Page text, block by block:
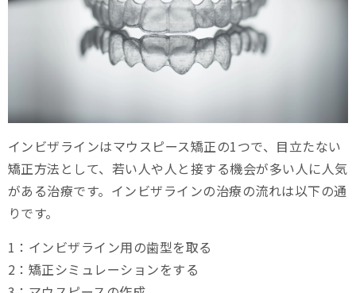
装着から完了までの期間
治療期間と流れ
マウスピースの交換と装着時間
定期検診の進捗確認
治療中の注意点
装着と管理のポイント
食事や飲み物の制限
インビザラインはマウスピース矯正の1つで、目立たない
矯正方法として、若い人や人と接する機会が多い人に人気
がある治療です。インビザラインの治療の流れは以下の通
りです。
1：インビザライン用の歯型を取る
2：矯正シミュレーションをする